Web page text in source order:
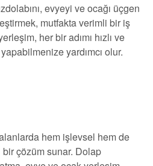
evyeyi ve ocağı üçgen
mutfakta verimli bir iş
her bir adımı hızlı ve
yardımcı olur.
hem işlevsel hem de
çözüm sunar. Dolap